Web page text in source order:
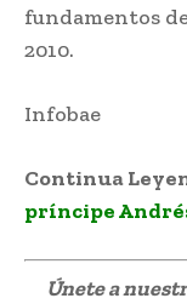
fundamentos
2010.
Infobae
Continua
príncipe
Únete a